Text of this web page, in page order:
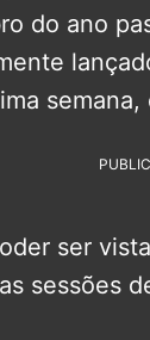
do ano
semana,
ser
sessões